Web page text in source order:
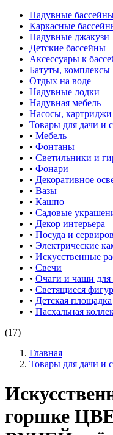
Надувные
Каркасные
Надувные джакузи
Детские бассейны
Аксессуары к
Батуты, комплексы
Отдых на воде
Надувные лодки
Надувная мебель
Насосы, картриджи
Товары для дачи и
• Мебель
• Фонтаны
• Светильники и
• Фонари
• Декоративное
• Вазы
• Кашпо
• Садовые
• Декор интерьера
• Посуда и
• Электрические
• Искусственные
• Свечи
• Очаги и чаши для
• Светящиеся
• Детская площадка
• Пасхальная
(17)
Главная
Товары для дачи и
горшке